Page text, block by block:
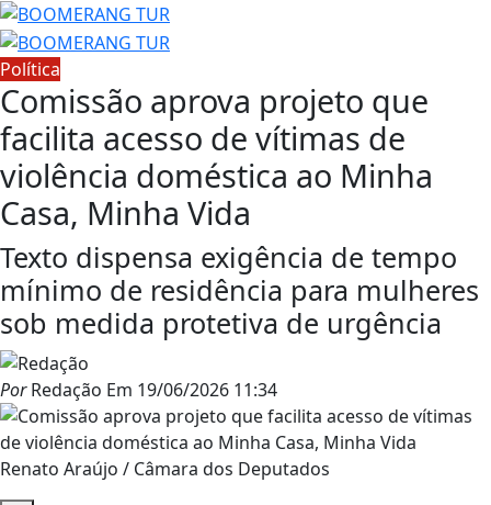
Política
Comissão aprova projeto que
facilita acesso de vítimas de
violência doméstica ao Minha
Casa, Minha Vida
Texto dispensa exigência de tempo
mínimo de residência para mulheres
sob medida protetiva de urgência
PorRedação Em 19/06/2026 11:34
Renato Araújo / Câmara dos Deputados